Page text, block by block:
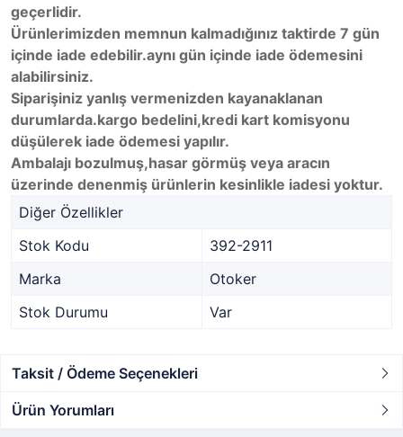
geçerlidir.
Ürünlerimizden memnun kalmadığınız taktirde 7 gün
içinde iade edebilir.aynı gün içinde iade ödemesini
alabilirsiniz.
Siparişiniz yanlış vermenizden kayanaklanan
durumlarda.kargo bedelini,kredi kart komisyonu
düşülerek iade ödemesi yapılır.
Ambalajı bozulmuş,hasar görmüş veya aracın
üzerinde denenmiş ürünlerin kesinlikle iadesi yoktur.
Diğer Özellikler
Stok Kodu
392-2911
Marka
Otoker
Stok Durumu
Var
Taksit / Ödeme Seçenekleri
Ürün Yorumları